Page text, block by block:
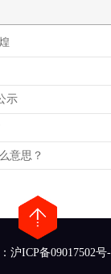
示
意思？
沪ICP备09017502号